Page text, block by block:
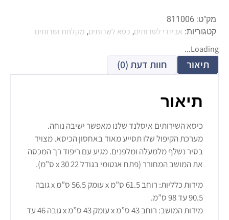
מק"ט: 811006
קטגוריות: אביזרי לשרותים, כסא לשרותים, מקלחת ושרותים
Loading...
תיאור חוות דעת (0)
תיאור
כיסא השירותים איסלנד שלנו מאפשר ישיבה נוחה.
מערכת הקיפול שלו תסייע מאוד באחסון הכיסא. מצויד
בסיר נשלף מלמעלה ומלפנים. מגיע עם ריפוד רך המכסה
את המושב המחורר (פתח אנטומי בגודל 22 x 30 ס”מ).
מידות כלליות: רוחב 61.5 ס”מ x עומק 56.5 ס”מ x גובה
90.5 עד 98 ס”מ.
מידות המושב: רוחב 43 ס”מ x עומק 43 ס”מ x גובה 46 עד